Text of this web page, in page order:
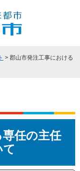
> 郡山市発注工事における
任の主任